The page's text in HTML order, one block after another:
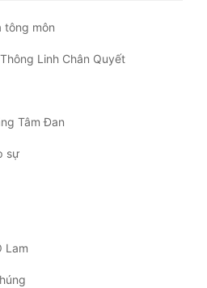
tông môn
Linh Chân Quyết
Tâm Đan
sự
Lam